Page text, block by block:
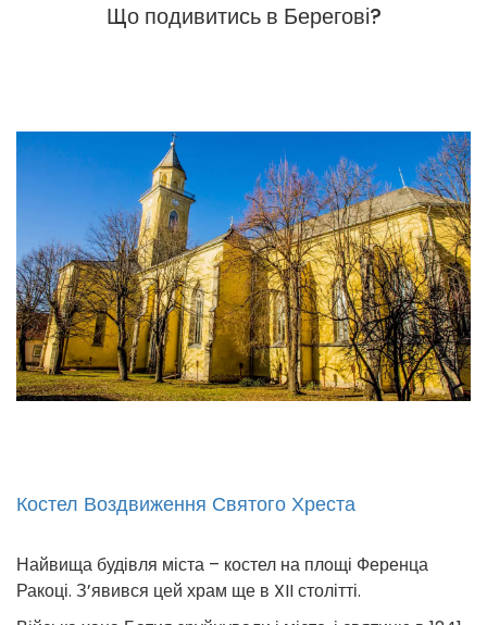
Що подивитись в Берегові?
Костел Воздвиження Святого Хреста
Найвища будівля міста – костел на площі Ференца
Ракоці. З’явився цей храм ще в XII столітті.